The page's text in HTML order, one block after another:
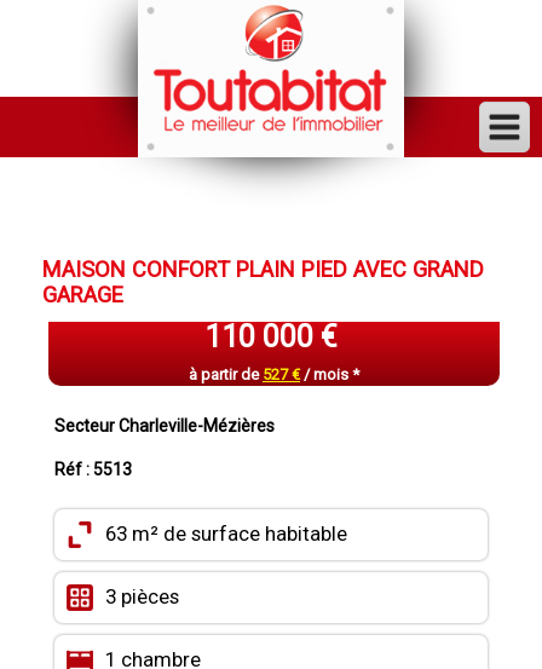
ACHETER
FINANCER
LOUER
GESTION
INVESTISSEUR
CONTACT
MAISON CONFORT PLAIN PIED AVEC GRAND
GARAGE
110 000 €
à partir de 527 €/ mois *
Secteur Charleville-Mézières
Réf : 5513
63 m² de surface habitable
3 pièces
1 chambre